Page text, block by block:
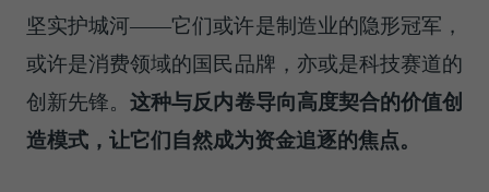
坚实护城河——它们或许是制造业的隐形冠军，
或许是消费领域的国民品牌，亦或是科技赛道的
创新先锋。这种与反内卷导向高度契合的价值创
造模式，让它们自然成为资金追逐的焦点。